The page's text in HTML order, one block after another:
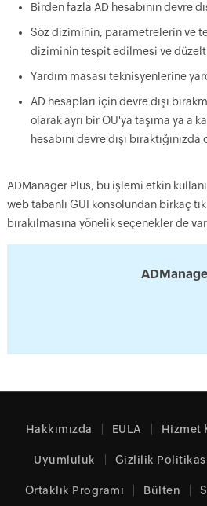
Birden fazla AD hesabının devre
Söz diziminin, parametrelerin ve
diziminin tespit edilmesi ve
Yardım masası teknisyenlerine
AD hesapları için devre dışı
olarak ayrı bir OU'ya taşıma ya a
hesabını devre dışı
ADManager Plus, bu işlemi etkin
web tabanlı GUI konsolundan birkaç
bırakılmasına yönelik seçenekler de
Hakkımızda EULA Hizmet
Uyumluluk Gizlilik
Ortaklık Programı Bülten